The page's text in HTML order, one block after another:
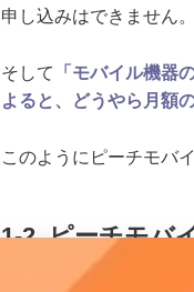
申し込みはできません。
そして
「モバイル機器
よると、どうやら月額
このようにピーチモバ
1-2. ピーチモバ